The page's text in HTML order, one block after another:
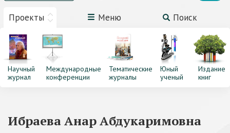
Проекты Меню Поиск
Научный
журнал
Международные
конференции
Тематические
журналы
Юный
ученый
Издание
книг
Ибраева Анар Абдукаримовна